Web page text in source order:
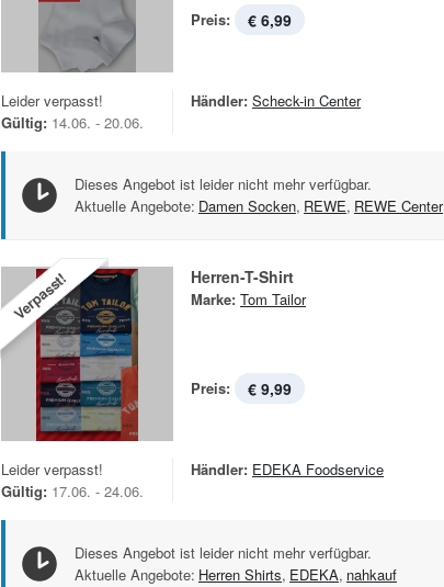
Preis: € 6,99
Leider verpasst!
Gültig: 14.06. - 20.06.
Händler: Scheck-in Center
Dieses Angebot ist leider nicht mehr verfügbar.
Aktuelle Angebote: Damen Socken, REWE, REWE Center
Verpasst! Herren-T-Shirt
Marke: Tom Tailor
Preis: € 9,99
Leider verpasst!
Gültig: 17.06. - 24.06.
Händler: EDEKA Foodservice
Dieses Angebot ist leider nicht mehr verfügbar.
Aktuelle Angebote: Herren Shirts, EDEKA, nahkauf